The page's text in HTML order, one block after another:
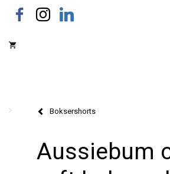
Boksershorts
Aussiebum